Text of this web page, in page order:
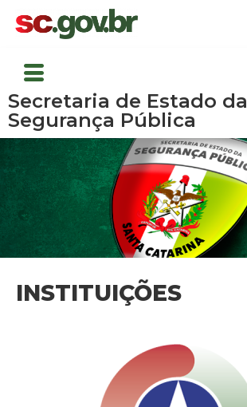
Secretaria de Estado da
Segurança Pública
INSTITUIÇÕES